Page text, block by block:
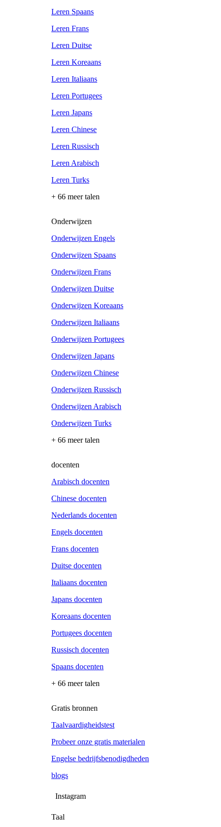
Leren Spaans
Leren Frans
Leren Duitse
Leren Koreaans
Leren Italiaans
Leren Portugees
Leren Japans
Leren Chinese
Leren Russisch
Leren Arabisch
Leren Turks
+ 66 meer talen
Onderwijzen
Onderwijzen Engels
Onderwijzen Spaans
Onderwijzen Frans
Onderwijzen Duitse
Onderwijzen Koreaans
Onderwijzen Italiaans
Onderwijzen Portugees
Onderwijzen Japans
Onderwijzen Chinese
Onderwijzen Russisch
Onderwijzen Arabisch
Onderwijzen Turks
+ 66 meer talen
docenten
Arabisch docenten
Chinese docenten
Nederlands docenten
Engels docenten
Frans docenten
Duitse docenten
Italiaans docenten
Japans docenten
Koreaans docenten
Portugees docenten
Russisch docenten
Spaans docenten
+ 66 meer talen
Gratis bronnen
Taalvaardigheidstest
Probeer onze gratis materialen
Engelse bedrijfsbenodigdheden
blogs
Instagram
Taal